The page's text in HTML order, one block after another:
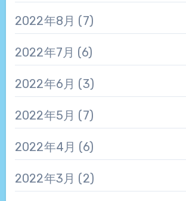
2022年8月 (7)
2022年7月 (6)
2022年6月 (3)
2022年5月 (7)
2022年4月 (6)
2022年3月 (2)